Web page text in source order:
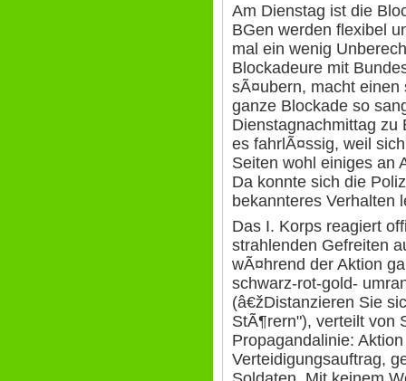
Am Dienstag ist die
BGen werden flexibel
mal ein wenig
Blockadeure mit
sÃ¤ubern, macht
ganze Blockade so
Dienstagnachmittag zu
es fahrlÃ¤ssig, weil
Seiten wohl einiges an
Da konnte sich die
bekannteres Verhalten
Das I. Korps reagiert
strahlenden Gefreiten
wÃ¤hrend der Aktion
schwarz-rot-gold-
(â€žDistanzieren Sie
StÃ¶rern"), verteilt von
Propagandalinie:
Verteidigungsauftrag,